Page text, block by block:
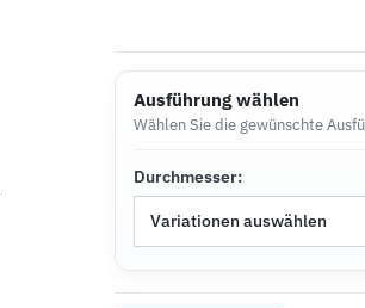
Ausführung wählen
Wählen Sie die gewünschte
Durchmesser:
Variationen auswählen